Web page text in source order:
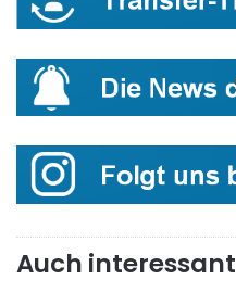
Auch interessant